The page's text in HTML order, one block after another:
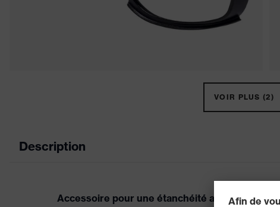
VOIR PLUS (2)
Description
Accessoire pour une étanchéité accrue